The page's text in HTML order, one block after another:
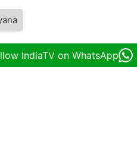
IndiaTV on WhatsApp